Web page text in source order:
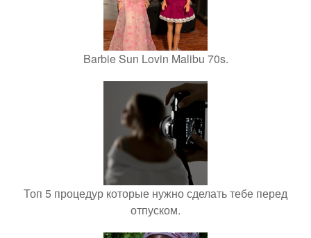
Barbie Sun Lovin Malibu 70s.
Топ 5 процедур которые нужно сделать тебе перед
отпуском.